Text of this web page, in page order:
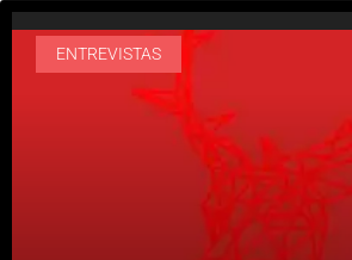
ENTREVISTAS